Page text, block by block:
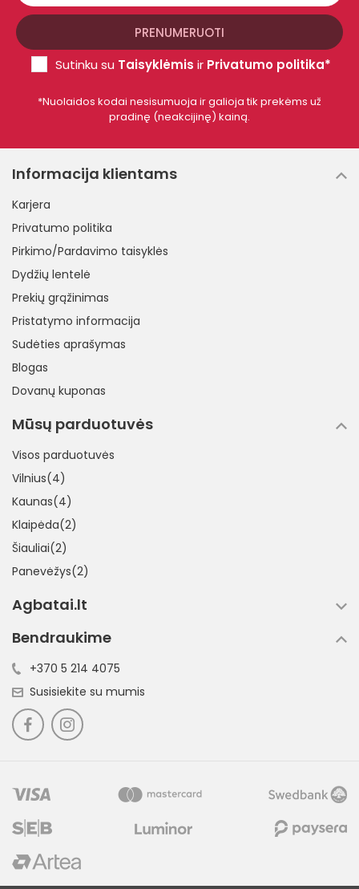
Sutinku su Taisyklėmis ir Privatumo politika*
*Nuolaidos kodai nesisumuoja ir galioja tik prekėms už
pradinę (neakcijinę) kainą.
Informacija klientams
Karjera
Privatumo politika
Pirkimo/Pardavimo taisyklės
Dydžių lentelė
Prekių grąžinimas
Pristatymo informacija
Sudėties aprašymas
Blogas
Dovanų kuponas
Mūsų parduotuvės
Visos parduotuvės
Vilnius(4)
Kaunas(4)
Klaipėda(2)
Šiauliai(2)
Panevėžys(2)
Agbatai.lt
Bendraukime
+370 5 214 4075
Susisiekite su mumis